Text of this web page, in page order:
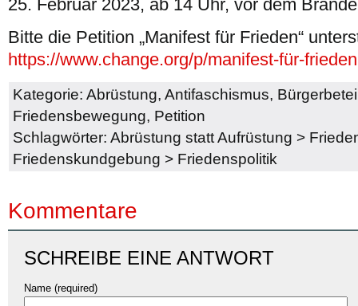
25. Februar 2023, ab 14 Uhr, vor dem
Bitte die Petition „Manifest für Frieden“
https://www.change.org/p/manifest-für-
Kategorie: Abrüstung, Antifaschismus,
Friedensbewegung, Petition
Schlagwörter: Abrüstung statt Aufrüstung >
Friedenskundgebung > Friedenspolitik
Kommentare
SCHREIBE EINE ANTWORT
Name (required)